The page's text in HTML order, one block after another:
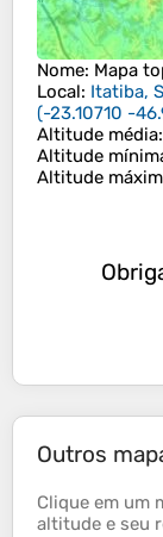
Nome: Mapa
Local: Itatiba,
(-23.10710 -
Altitude média
Altitude
Altitude
Outros
Clique em um
altitude e seu